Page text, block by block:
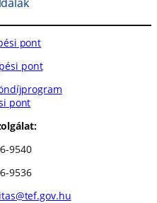
pont
pont
pont
9540
9536